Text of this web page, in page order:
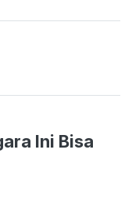
Ini Bisa